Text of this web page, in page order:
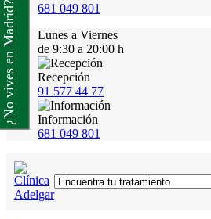
681 049 801
Lunes a Viernes
de 9:30 a 20:00 h
Recepción
91 577 44 77
Información
681 049 801
¿No vives en Madrid?